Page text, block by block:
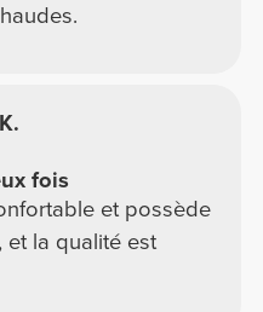
fois
et possède
la qualité est